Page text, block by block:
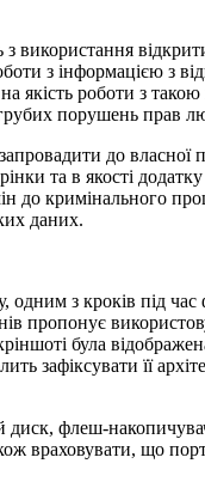
з використання
з інформацією з
якість роботи з
порушень прав
до
та в якості
до кримінального
даних.
з кроків під час
пропонує
була
зафіксувати її
диск, флеш-
враховувати, що